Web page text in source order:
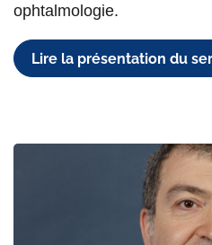
ophtalmologie.
Lire la présentation du